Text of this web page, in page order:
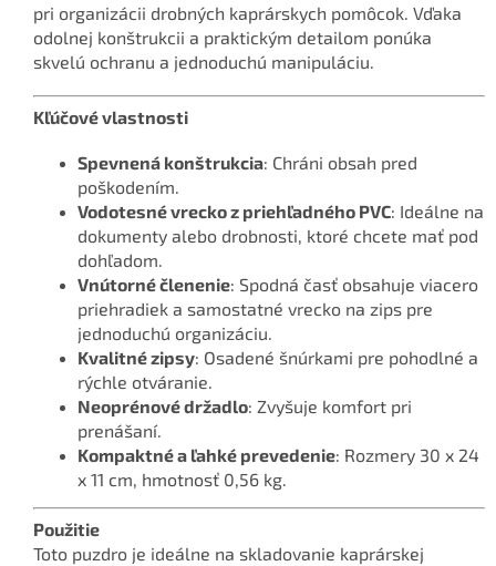
pri organizácii drobných kaprárskych pomôcok. Vďaka
odolnej konštrukcii a praktickým detailom ponúka
skvelú ochranu a jednoduchú manipuláciu.
Kľúčové vlastnosti
Spevnená konštrukcia: Chráni obsah pred
poškodením.
Vodotesné vrecko z priehľadného PVC: Ideálne na
dokumenty alebo drobnosti, ktoré chcete mať pod
dohľadom.
Vnútorné členenie: Spodná časť obsahuje viacero
priehradiek a samostatné vrecko na zips pre
jednoduchú organizáciu.
Kvalitné zipsy: Osadené šnúrkami pre pohodlné a
rýchle otváranie.
Neoprénové držadlo: Zvyšuje komfort pri
prenášaní.
Kompaktné a ľahké prevedenie: Rozmery 30 x 24
x 11 cm, hmotnosť 0,56 kg.
Použitie
Toto puzdro je ideálne na skladovanie kaprárskej